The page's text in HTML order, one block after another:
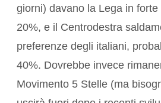
giorni) davano la Lega in forte
20%, e il Centrodestra
preferenze degli italiani,
40%. Dovrebbe invece
Movimento 5 Stelle (ma